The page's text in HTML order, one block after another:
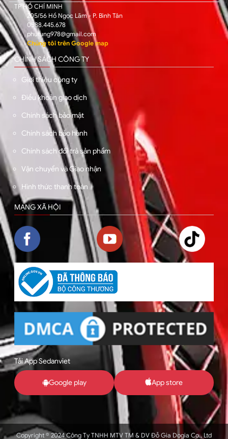
TP HỒ CHÍ MINH
205/56 Hồ Ngọc Lãm - P. Bình Tân
0588.445.678
phutung978@gmail.com
Chúng tôi trên Google map
CHÍNH SÁCH CÔNG TY
Giới thiệu công ty
Điều khoản giao dịch
Chính sách bảo mật
Chính sách bảo hành
Chính sách đổi trả sản phẩm
Vận chuyển và Giao nhận
Hình thức thanh toán
MẠNG XÃ HỘI
Tải App Sedanviet
Google play App store
Copyright © 2024 Công Ty TNHH MTV TM & DV Đỗ Gia Dogia Co., Ltd